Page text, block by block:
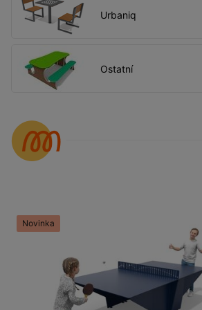
Urbaniq
Ostatní
Novinka